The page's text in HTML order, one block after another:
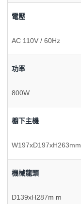
電壓
AC 110V / 60Hz
功率
800W
櫥下主機
W197xD197xH263mm
機械龍頭
D139xH287m m